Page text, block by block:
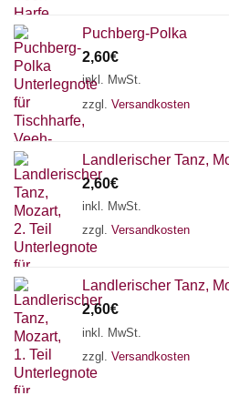
Puchberg-Polka
2,60€
inkl. MwSt.
zzgl. Versandkosten
Landlerischer Tanz,
2,60€
inkl. MwSt.
zzgl. Versandkosten
Landlerischer Tanz,
2,60€
inkl. MwSt.
zzgl. Versandkosten
Chat Support
18 SAITEN